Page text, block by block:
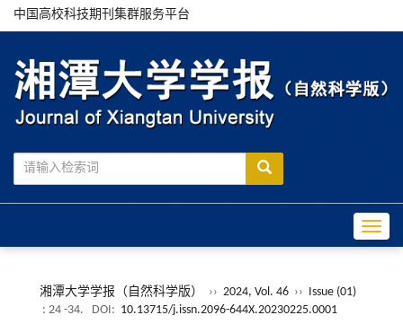
中国高校科技期刊集群服务平台
湘潭大学学报（自然科学版） ›› 2024, Vol. 46 ›› Issue (01)
: 24 -34.
DOI: 10.13715/j.issn.2096-644X.20230225.0001